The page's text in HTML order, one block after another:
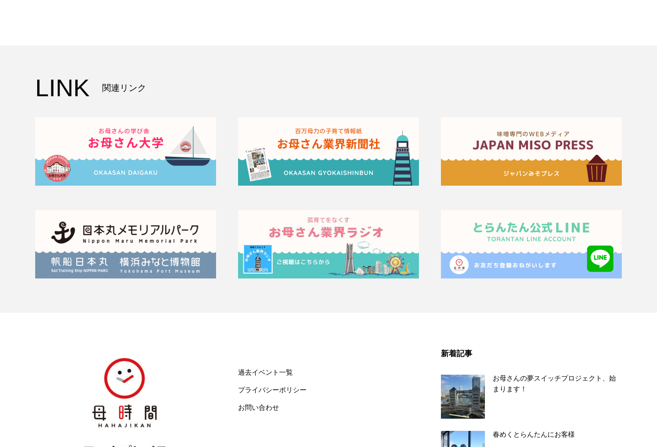
LINK 関連リンク
過去イベント一覧
プライバシーポリシー
お問い合わせ
新着記事
お母さんの夢スイッチプロジェクト、始
まります！
春めくとらんたんにお客様